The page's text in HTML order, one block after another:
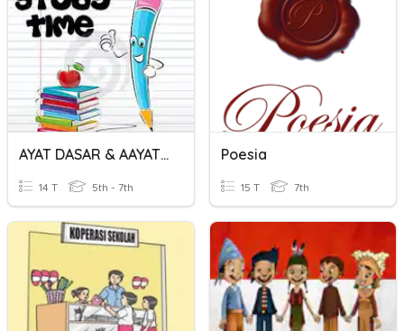
AYAT DASAR & AAYAT TUNGGAL
14 T 5th - 7th
Poesia
15 T 7th